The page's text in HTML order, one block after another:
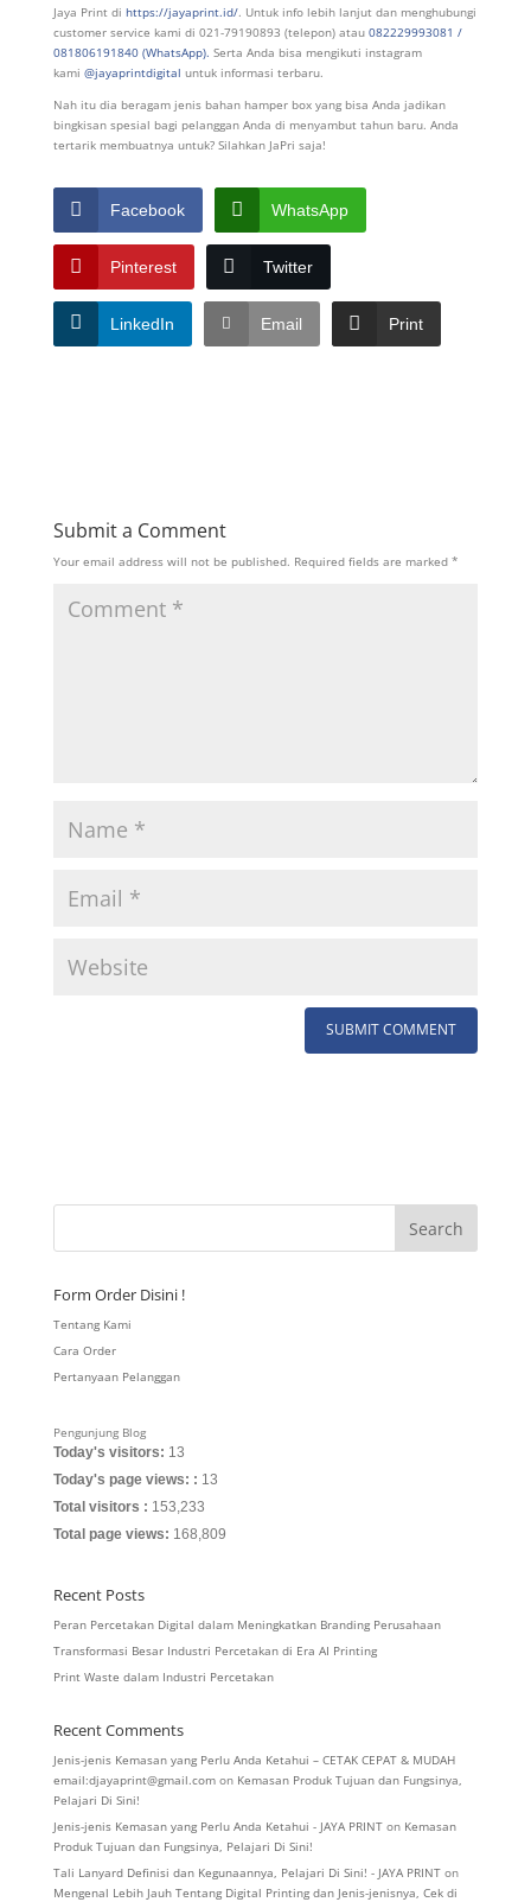
Jaya Print di https://jayaprint.id/. Untuk info lebih lanjut dan menghubungi
customer service kami di 021-79190893 (telepon) atau 082229993081 /
081806191840 (WhatsApp). Serta Anda bisa mengikuti instagram
kami @jayaprintdigital untuk informasi terbaru.
Nah itu dia beragam jenis bahan hamper box yang bisa Anda jadikan
bingkisan spesial bagi pelanggan Anda di menyambut tahun baru. Anda
tertarik membuatnya untuk? Silahkan JaPri saja!
Facebook WhatsApp
Pinterest Twitter
LinkedIn Email Print
Submit a Comment
Your email address will not be published. Required fields are marked *
Form Order Disini !
Tentang Kami
Cara Order
Pertanyaan Pelanggan
Pengunjung Blog
Today's visitors: 13
Today's page views: : 13
Total visitors : 153,233
Total page views: 168,809
Recent Posts
Peran Percetakan Digital dalam Meningkatkan Branding Perusahaan
Transformasi Besar Industri Percetakan di Era AI Printing
Print Waste dalam Industri Percetakan
Recent Comments
Jenis-jenis Kemasan yang Perlu Anda Ketahui – CETAK CEPAT & MUDAH
email:djayaprint@gmail.comon Kemasan Produk Tujuan dan Fungsinya,
Pelajari Di Sini!
Jenis-jenis Kemasan yang Perlu Anda Ketahui - JAYA PRINTon Kemasan
Produk Tujuan dan Fungsinya, Pelajari Di Sini!
Tali Lanyard Definisi dan Kegunaannya, Pelajari Di Sini! - JAYA PRINTon
Mengenal Lebih Jauh Tentang Digital Printing dan Jenis-jenisnya, Cek di